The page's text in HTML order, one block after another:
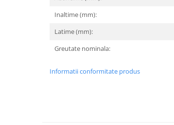
TV, Multimedia & Electronice
Televizoare & accesorii
Multiboard & Accessorii
Inaltime (mm):
Latime (mm):
Greutate nominala:
Informatii conformitate produs